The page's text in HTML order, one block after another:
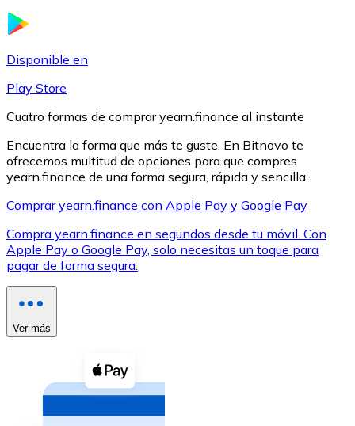
XRP
XRP
Ver todo
Compra criptomonedas con efectivo en tu tienda más
Comprar con efectivo
Disponible en
Play Store
Cuatro formas de comprar yearn.finance al instante
Encuentra la forma que más te guste. En Bitnovo te
ofrecemos multitud de opciones para que compres
yearn.finance de una forma segura, rápida y sencilla.
Comprar yearn.finance con Apple Pay y Google Pay
Compra yearn.finance en segundos desde tu móvil. Con
Apple Pay o Google Pay, solo necesitas un toque para
pagar de forma segura.
Ver más